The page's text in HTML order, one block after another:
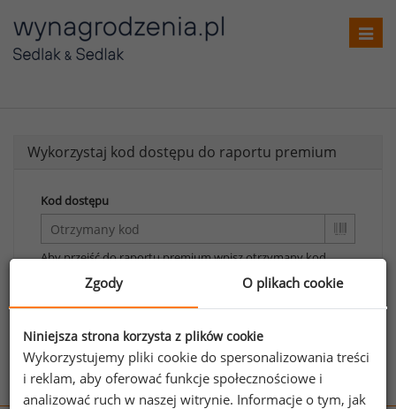
Wykorzystaj kod dostępu do raportu premium
Kod dostępu
Aby przejść do raportu premium wpisz otrzymany kod.
Wykorzystaj kod
Aby otrzymać darmowy kod dostępu weź udział
wOgólnopolskim Badaniu Wynagrodzeń.
Zgody O plikach cookie
Niniejsza strona korzysta z plików cookie
Wykorzystujemy pliki cookie do spersonalizowania treści
i reklam, aby oferować funkcje społecznościowe i
analizować ruch w naszej witrynie. Informacje o tym, jak